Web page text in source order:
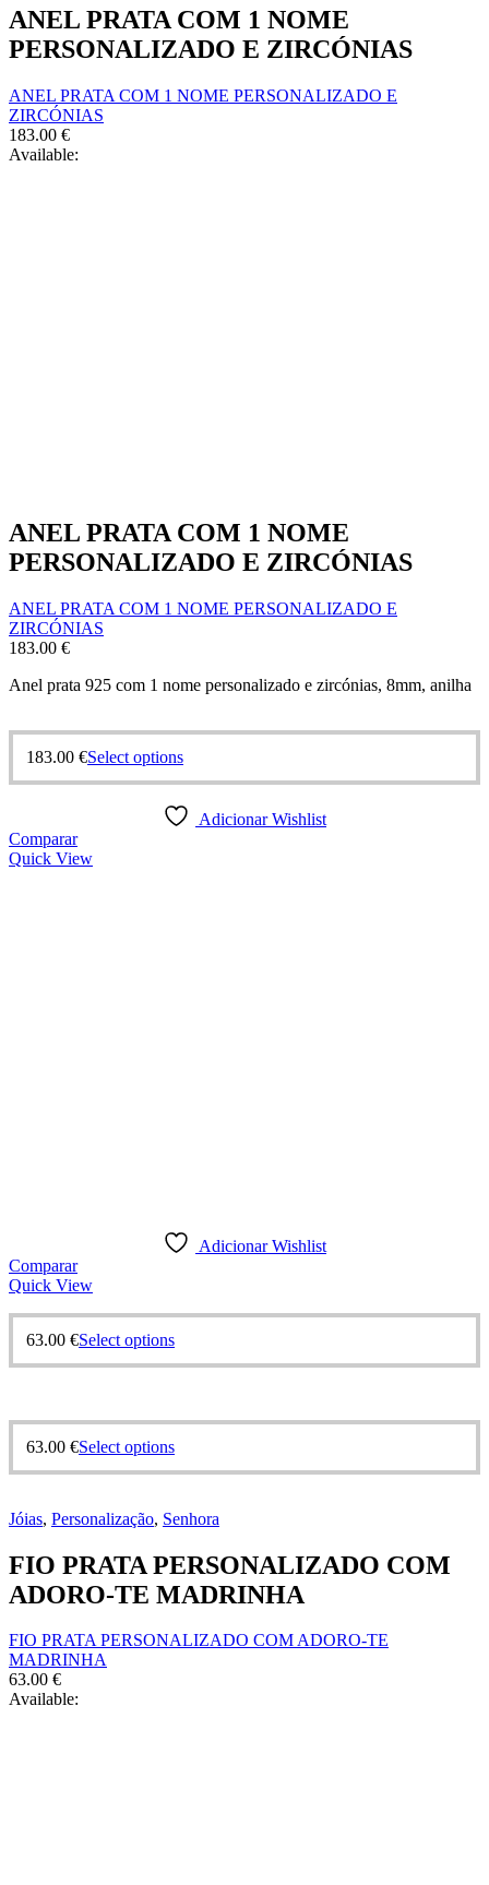
the
product
page
options
may
be
on
ANEL PRATA COM 1 NOME
PERSONALIZADO E ZIRCÓNIAS
ANEL PRATA COM 1 NOME PERSONALIZADO E
ZIRCÓNIAS
183.00 €
Available:
ANEL PRATA COM 1 NOME
PERSONALIZADO E ZIRCÓNIAS
ANEL PRATA COM 1 NOME PERSONALIZADO E
ZIRCÓNIAS
183.00 €
Anel prata 925 com 1 nome personalizado e zircónias, 8mm, anilha
183.00 €Select optionsThis
multiple
Adicionar Wishlist
Comparar
Quick View
Adicionar Wishlist
Comparar
Quick View
63.00 €Select options
63.00 €Select options
Jóias, Personalização, Senhora
FIO PRATA PERSONALIZADO COM
ADORO-TE MADRINHA
FIO PRATA PERSONALIZADO COM ADORO-TE
MADRINHA
63.00 €
Available: